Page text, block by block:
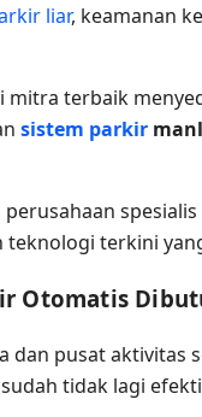
liar, keamanan
mitra terbaik
sistem parkir
spesialis
terkini
Otomatis
dan pusat
tidak lagi